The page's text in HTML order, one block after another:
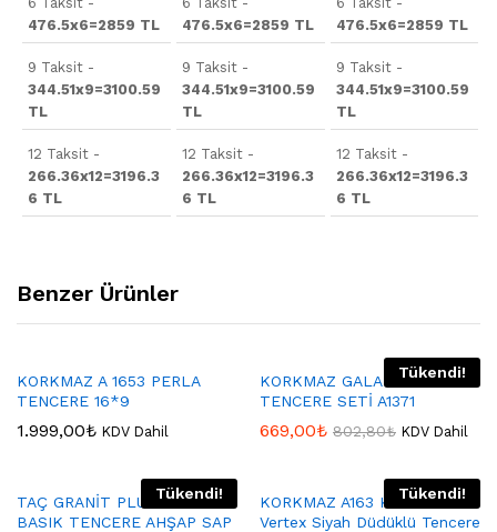
476.5x6=2859 TL
9 Taksit -
344.51x9=3100.59
TL
12 Taksit -
266.36x12=3196.3
6 TL
476.5x6=2859 TL
9 Taksit -
344.51x9=3100.59
TL
12 Taksit -
266.36x12=3196.3
6 TL
476.5x6=2859 TL
9 Taksit -
344.51x9=3100.59
TL
12 Taksit -
266.36x12=3196.3
6 TL
Benzer Ürünler
KORKMAZ A 1653 PERLA
TENCERE 16*9
1.999,00₺ KDV Dahil
Tükendi!
KORKMAZ GALAKSİ
TENCERE SETİ A1371
669,00₺ 802,80₺ KDV Dahil
Tükendi!
TAÇ GRANİT PLUS 26 CM
BASIK TENCERE AHŞAP SAP
Tükendi!
KORKMAZ A163 Korkmaz
Vertex Siyah Düdüklü Tencere